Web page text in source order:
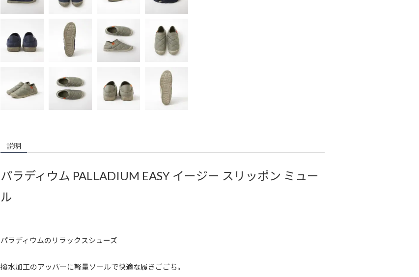
説明
パラディウム PALLADIUM EASY イージー スリッポン ミュー
ル
パラディウムのリラックスシューズ
撥水加工のアッパーに軽量ソールで快適な履きごごち。